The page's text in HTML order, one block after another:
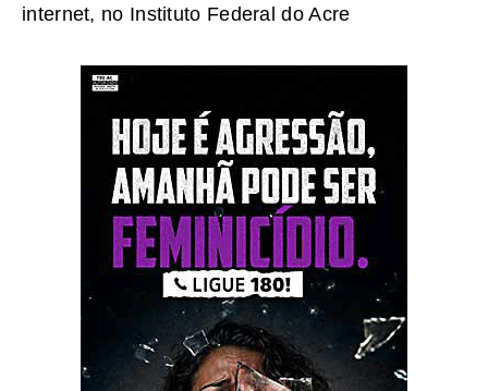
internet, no Instituto Federal do Acre